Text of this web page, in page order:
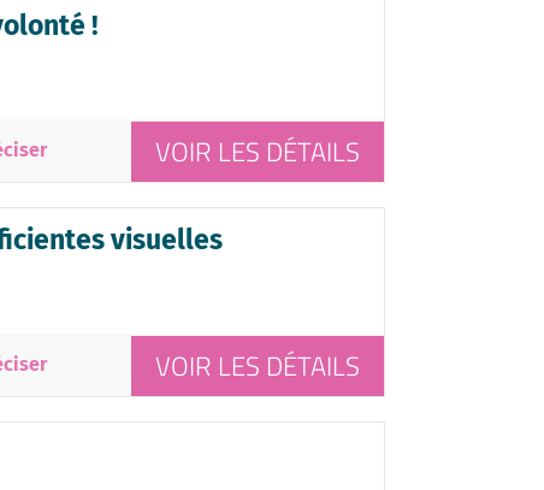
!
VOIR LES DÉTAILS
visuelles
VOIR LES DÉTAILS